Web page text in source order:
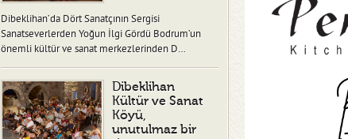
Dibeklihan’da Dört Sanatçının Sergisi
Sanatseverlerden Yoğun İlgi Gördü Bodrum’un
önemli kültür ve sanat merkezlerinden D…
Dibeklihan
Kültür ve Sanat
Köyü,
unutulmaz bir